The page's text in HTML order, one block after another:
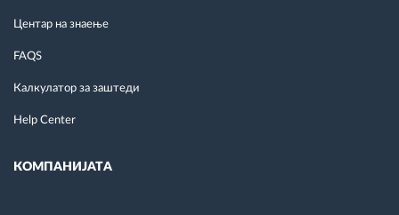
Центар на знаење
FAQS
Калкулатор за заштеди
Help Center
КОМПАНИЈАТА